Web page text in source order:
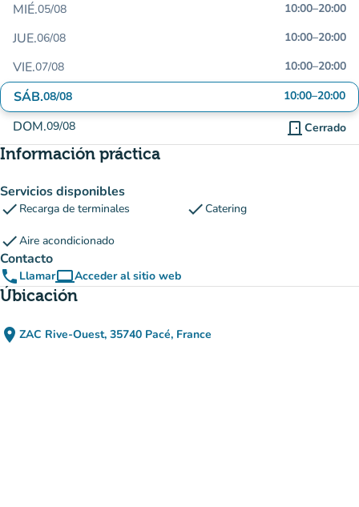
MIÉ.05/08 10:00–20:00
JUE.06/08 10:00–20:00
VIE.07/08 10:00–20:00
SÁB.08/08 10:00–20:00
DOM.09/08 door_front Cerrado
Información práctica
Servicios disponibles
check Recarga de terminales checkCatering
checkAire acondicionado
Contacto
phone LlamarcomputerAcceder al sitio web
(nueva pestaña)
Úbicación
place ZAC Rive-Ouest, 35740 Pacé, France
(abrir en Google Maps)
(nueva pestaña)